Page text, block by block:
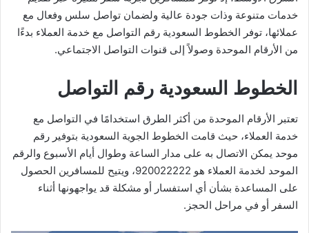
خدمات متنوعة وذات جودة عالية ولضمان تواصل سلس وفعال مع
عملائها، توفر الخطوط السعودية رقم التواصل مع خدمة العملاء بدءًا
من الأرقام الموحدة وصولاً إلى قنوات التواصل الاجتماعي.
الخطوط السعودية رقم التواصل
تعتبر الأرقام الموحدة من أكثر الطرق استخدامًا في التواصل مع
خدمة العملاء، حيث قامت الخطوط الجوية السعودية بتوفير رقم
موحد يمكن الاتصال به على مدار الساعة وطوال أيام الأسبوع والرقم
الموحد لخدمة العملاء هو 920022222، ويتيح للمسافرين الحصول
على المساعدة بشأن أي استفسار أو مشكلة قد يواجهونها أثناء
السفر أو في مراحل الحجز.